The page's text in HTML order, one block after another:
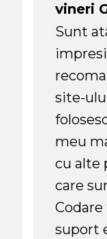
vineri
Sunt
site-
meu
cu alte
care
suport